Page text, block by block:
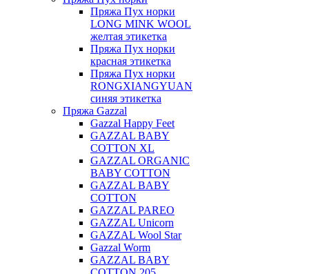
Пряжа Пух норки
LONG MINK WOOL
желтая этикетка
Пряжа Пух норки
красная этикетка
Пряжа Пух норки
RONGXIANGYUAN
синяя этикетка
Пряжа Gazzal
Gazzal Happy Feet
GAZZAL BABY
COTTON XL
GAZZAL ORGANIC
BABY COTTON
GAZZAL BABY
COTTON
GAZZAL PAREO
GAZZAL Unicorn
GAZZAL Wool Star
Gazzal Worm
GAZZAL BABY